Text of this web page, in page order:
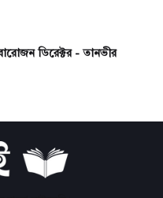
ডিরেক্টর - তানভীর